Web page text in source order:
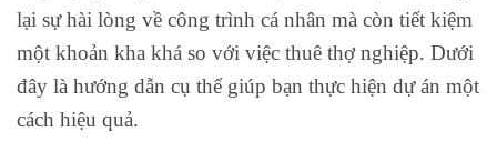
lại sự hài lòng về công trình cá nhân mà còn tiết kiệm
một khoản kha khá so với việc thuê thợ nghiệp. Dưới
đây là hướng dẫn cụ thể giúp bạn thực hiện dự án một
cách hiệu quả.